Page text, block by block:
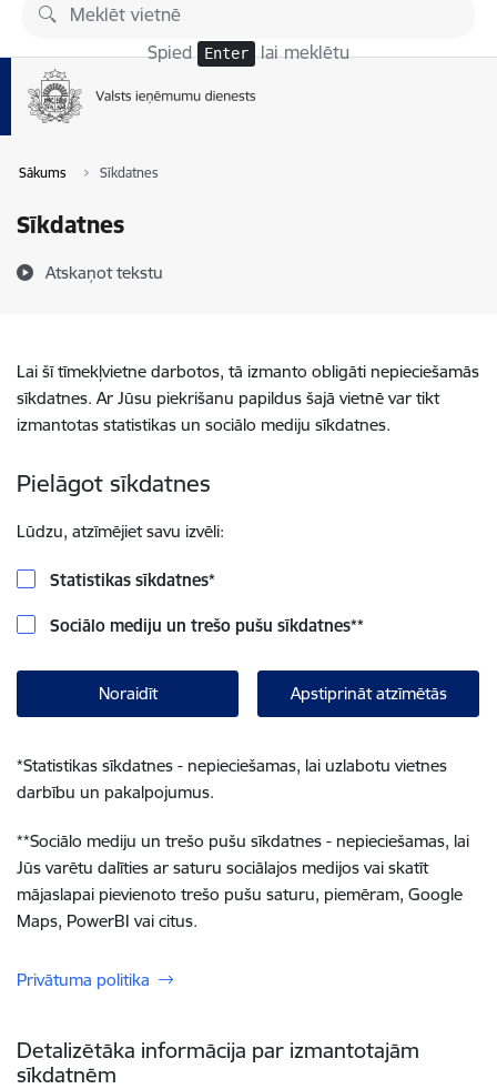
Pāriet uz lapas saturu
Spied Enter lai meklētu
Sākums Sīkdatnes
Sīkdatnes
Atskaņot tekstu
Lai šī tīmekļvietne darbotos, tā izmanto obligāti nepieciešamās
sīkdatnes. Ar Jūsu piekrišanu papildus šajā vietnē var tikt
izmantotas statistikas un sociālo mediju sīkdatnes.
Pielāgot sīkdatnes
Lūdzu, atzīmējiet savu izvēli:
Statistikas sīkdatnes*
Sociālo mediju un trešo pušu sīkdatnes**
Noraidīt Apstiprināt atzīmētās
*Statistikas sīkdatnes - nepieciešamas, lai uzlabotu vietnes
darbību un pakalpojumus.
**Sociālo mediju un trešo pušu sīkdatnes - nepieciešamas, lai
Jūs varētu dalīties ar saturu sociālajos medijos vai skatīt
mājaslapai pievienoto trešo pušu saturu, piemēram, Google
Maps, PowerBI vai citus.
Privātuma politika
Detalizētāka informācija par izmantotajām
sīkdatnēm